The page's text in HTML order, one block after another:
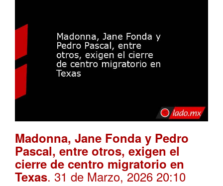
Madonna, Jane Fonda y Pedro
Pascal, entre otros, exigen el
cierre de centro migratorio en
Texas. 31 de Marzo, 2026 20:10